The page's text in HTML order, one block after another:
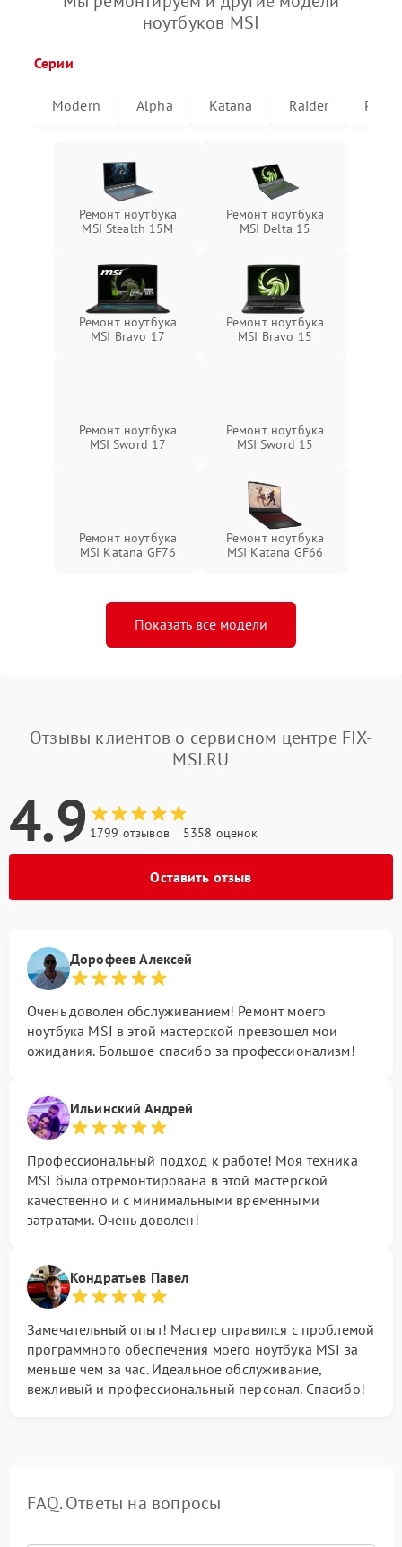
ноутбуков MSI
Серии
Modern Alpha Katana Raider Pulse
Ремонт ноутбука
MSI Stealth 15M
Ремонт ноутбука
MSI Delta 15
Ремонт ноутбука
MSI Bravo 17
Ремонт ноутбука
MSI Bravo 15
Ремонт ноутбука
MSI Sword 17
Ремонт ноутбука
MSI Sword 15
Ремонт ноутбука
MSI Katana GF76
Ремонт ноутбука
MSI Katana GF66
Показать все модели
Отзывы клиентов о сервисном центре FIX-
MSI.RU
4.9 1799 отзывов 5358 оценок
Оставить отзыв
Дорофеев Алексей
Очень доволен обслуживанием! Ремонт моего
ноутбука MSI в этой мастерской превзошел мои
ожидания. Большое спасибо за профессионализм!
Ильинский Андрей
Профессиональный подход к работе! Моя техника
MSI была отремонтирована в этой мастерской
качественно и с минимальными временными
затратами. Очень доволен!
Кондратьев Павел
Замечательный опыт! Мастер справился с проблемой
программного обеспечения моего ноутбука MSI за
меньше чем за час. Идеальное обслуживание,
вежливый и профессиональный персонал. Спасибо!
FAQ. Ответы на вопросы